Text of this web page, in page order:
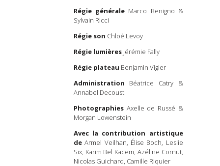
Régie générale Marco Benigno &
Sylvain Ricci
Régie son Chloé Levoy
Régie lumièresJérémie Fally
Régie plateau Benjamin Vigier
Administration Béatrice Catry &
Annabel Decoust
PhotographiesAxelle de Russé &
Morgan Lowenstein
Avec la contribution artistique
deArmel Veilhan, Élise Boch, Leslie
Six, Karim Bel Kacem, Azéline Cornut,
Nicolas Guichard, Camille Riquier